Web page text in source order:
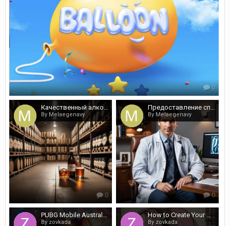
0
Качественный алкоголь в обширном каталоге оптом
By Melaegenavy
0
Предоставление справок от врачей - быстро и недорого
By Melaegenavy
0
PUBG Mobile Australia: How to Improve Your Skills in Perth
By zovkada
How to Create Your Own Roblox Game in Perth
By zovkada